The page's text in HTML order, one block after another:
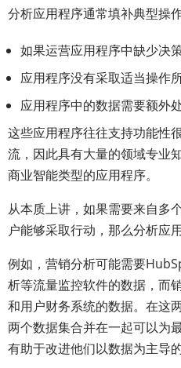
分析应用程序通常填补典型操
如果运营应用程序中缺少决
应用程序没有采取适当操作
应用程序中的数据需要额外
这些应用程序往往支持功能性
流，因此具有大量的领域专业
商业智能类型的应用程序。
从本质上讲，如果需要来自多
户能够采取行动，那么分析应
例如，营销分析可能需要
析等流量监控软件的数据，而
和用户财务系统的数据。在这
两个数据集合并在一起可以为
有助于改进他们以数据为主导